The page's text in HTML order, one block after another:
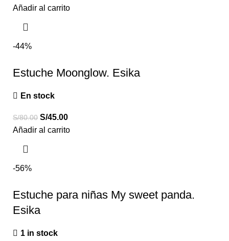
Añadir al carrito
-44%
Estuche Moonglow. Esika
En stock
S/80.00 S/45.00
Añadir al carrito
-56%
Estuche para niñas My sweet panda.
Esika
1 in stock